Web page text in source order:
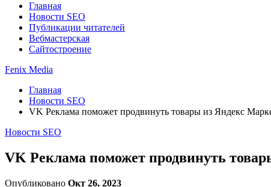
Главная
Новости SEO
Публикации читателей
Вебмастерская
Сайтостроение
Fenix Media
Главная
Новости SEO
VK Реклама поможет продвинуть товары из Яндекс
Новости SEO
VK Реклама поможет продвинуть
Опубликовано Окт 26, 2023